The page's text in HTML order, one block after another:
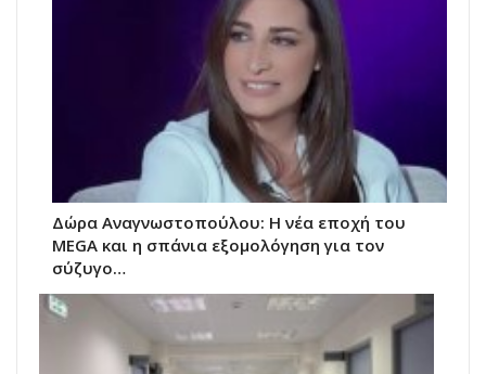
Δώρα Αναγνωστοπούλου: Η νέα εποχή του
MEGA και η σπάνια εξομολόγηση για τον
σύζυγο…